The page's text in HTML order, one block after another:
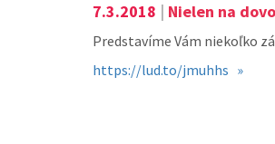
7.3.2018 | Nielen na
Predstavíme Vám niekoľko
https://lud.to/jmuhhs »